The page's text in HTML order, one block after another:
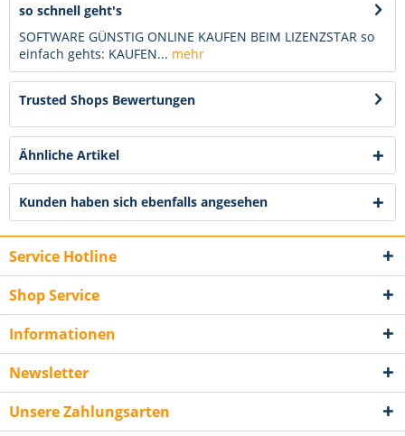
so schnell geht's
SOFTWARE GÜNSTIG ONLINE KAUFEN BEIM LIZENZSTAR so
einfach gehts: KAUFEN... mehr
Trusted Shops Bewertungen
Ähnliche Artikel
Kunden haben sich ebenfalls angesehen
Service Hotline
Shop Service
Informationen
Newsletter
Unsere Zahlungsarten